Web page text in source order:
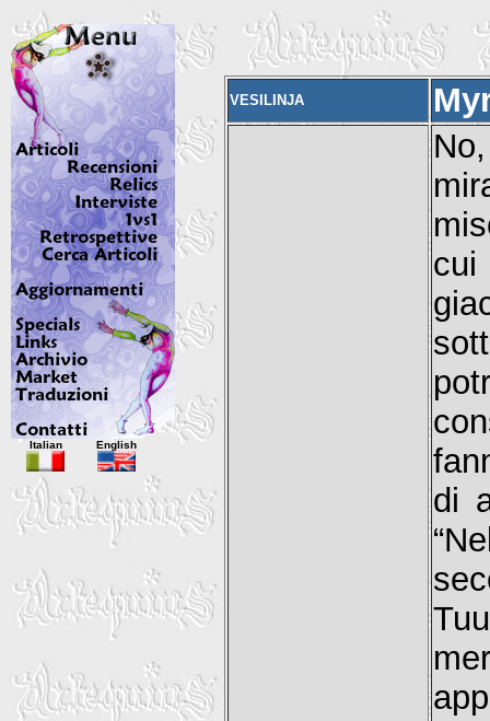
VESILINJA
di
Italian English